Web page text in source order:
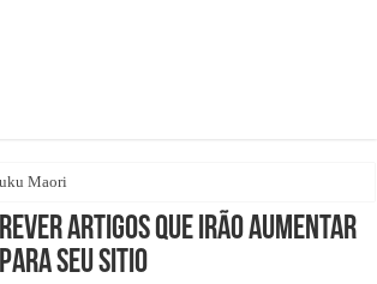
Maori
artigos que irão aumentar
seu sitio